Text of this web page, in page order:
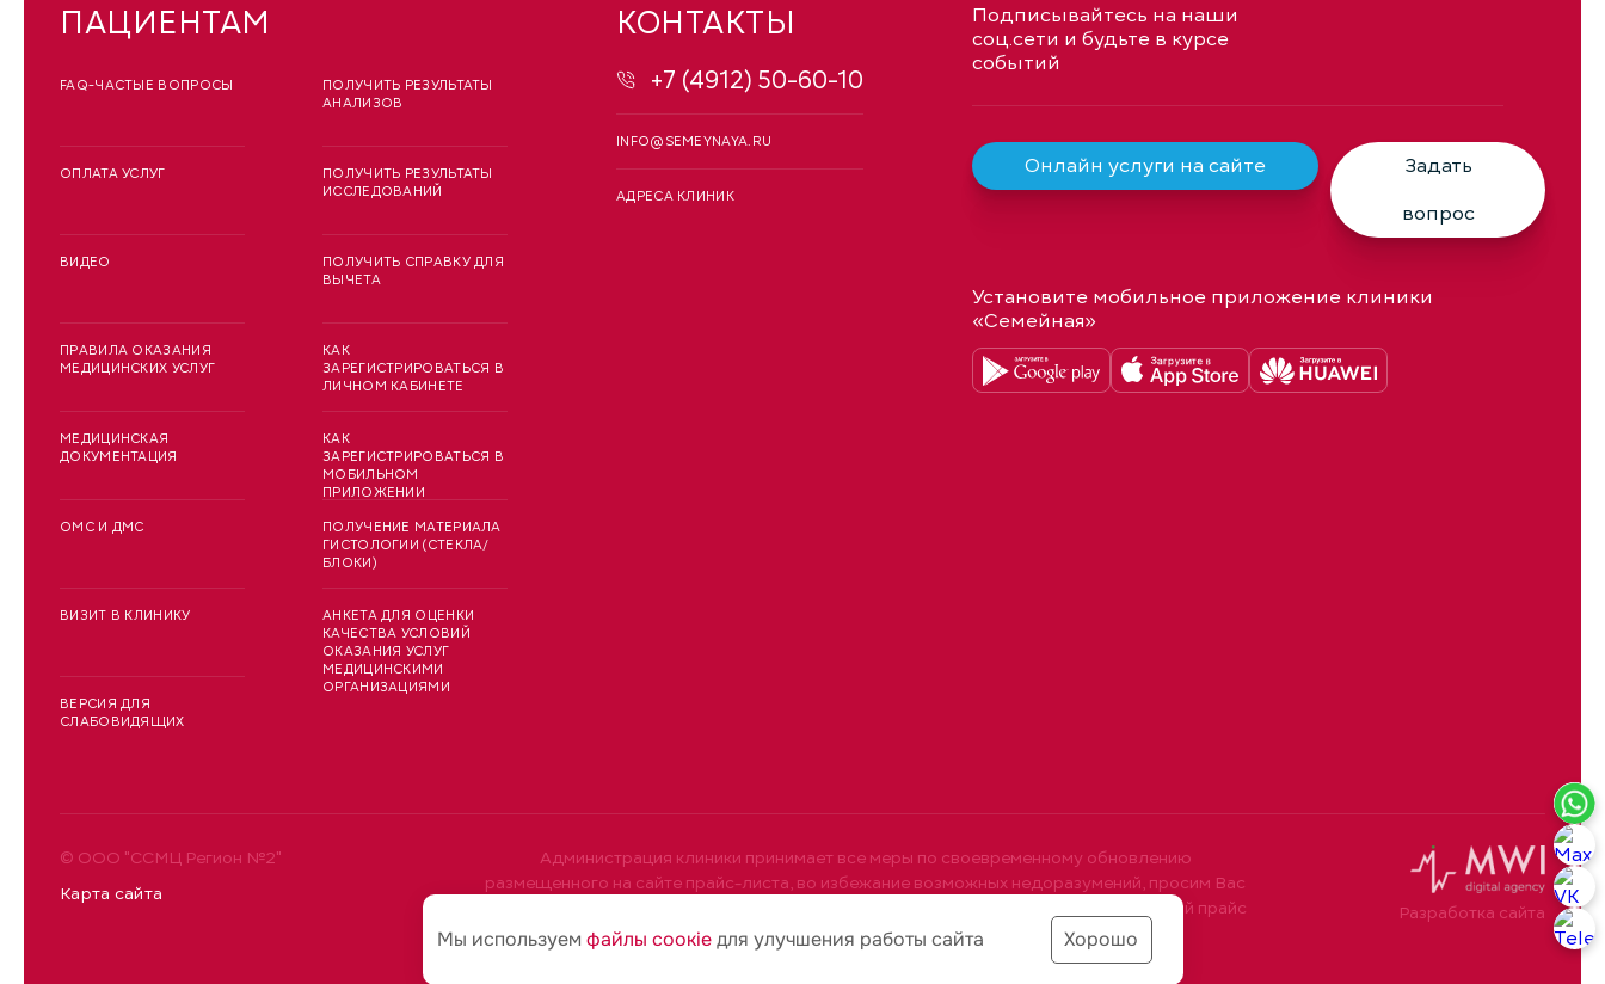
ПАЦИЕНТАМ
FAQ-ЧАСТЫЕ ВОПРОСЫ
ОПЛАТА УСЛУГ
ВИДЕО
ПРАВИЛА ОКАЗАНИЯ
МЕДИЦИНСКИХ УСЛУГ
МЕДИЦИНСКАЯ
ДОКУМЕНТАЦИЯ
ОМС И ДМС
ВИЗИТ В КЛИНИКУ
ВЕРСИЯ ДЛЯ
СЛАБОВИДЯЩИХ
ПОЛУЧИТЬ РЕЗУЛЬТАТЫ
АНАЛИЗОВ
ПОЛУЧИТЬ РЕЗУЛЬТАТЫ
ИССЛЕДОВАНИЙ
ПОЛУЧИТЬ СПРАВКУ ДЛЯ
ВЫЧЕТА
КАК
ЗАРЕГИСТРИРОВАТЬСЯ В
ЛИЧНОМ КАБИНЕТЕ
КАК
ЗАРЕГИСТРИРОВАТЬСЯ В
МОБИЛЬНОМ
ПРИЛОЖЕНИИ
ПОЛУЧЕНИЕ МАТЕРИАЛА
ГИСТОЛОГИИ (СТЕКЛА/
БЛОКИ)
АНКЕТА ДЛЯ ОЦЕНКИ
КАЧЕСТВА УСЛОВИЙ
ОКАЗАНИЯ УСЛУГ
МЕДИЦИНСКИМИ
ОРГАНИЗАЦИЯМИ
КОНТАКТЫ
+7 (4912) 50-60-10
INFO@SEMEYNAYA.RU
АДРЕСА КЛИНИК
Подписывайтесь на наши
соц.сети и будьте в курсе
событий
Онлайн услуги на сайте
Задать
вопрос
Установите мобильное приложение клиники
«Семейная»
© ООО "ССМЦ Регион №2"
Карта сайта
Администрация клиники принимает все меры по своевременному обновлению
размещенного на сайте прайс-листа, во избежание возможных недоразумений, просим Вас
уточнять стоимость услуг у администратора по тел. +7 (4912) 50-60-10. Размещенный прайс
на сайте не является офертой.
Имеются противопоказания. Необходима консультация специалиста
Разработка сайта
Мы используем файлы соoкіедля улучшения работы сайта Хорошо